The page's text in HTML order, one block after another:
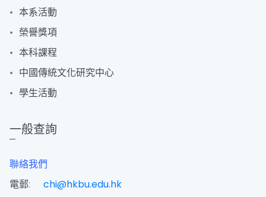
本系活動
榮譽獎項
本科課程
中國傳統文化研究中心
學生活動
一般查詢
聯絡我們
電郵:
chi@hkbu.edu.hk